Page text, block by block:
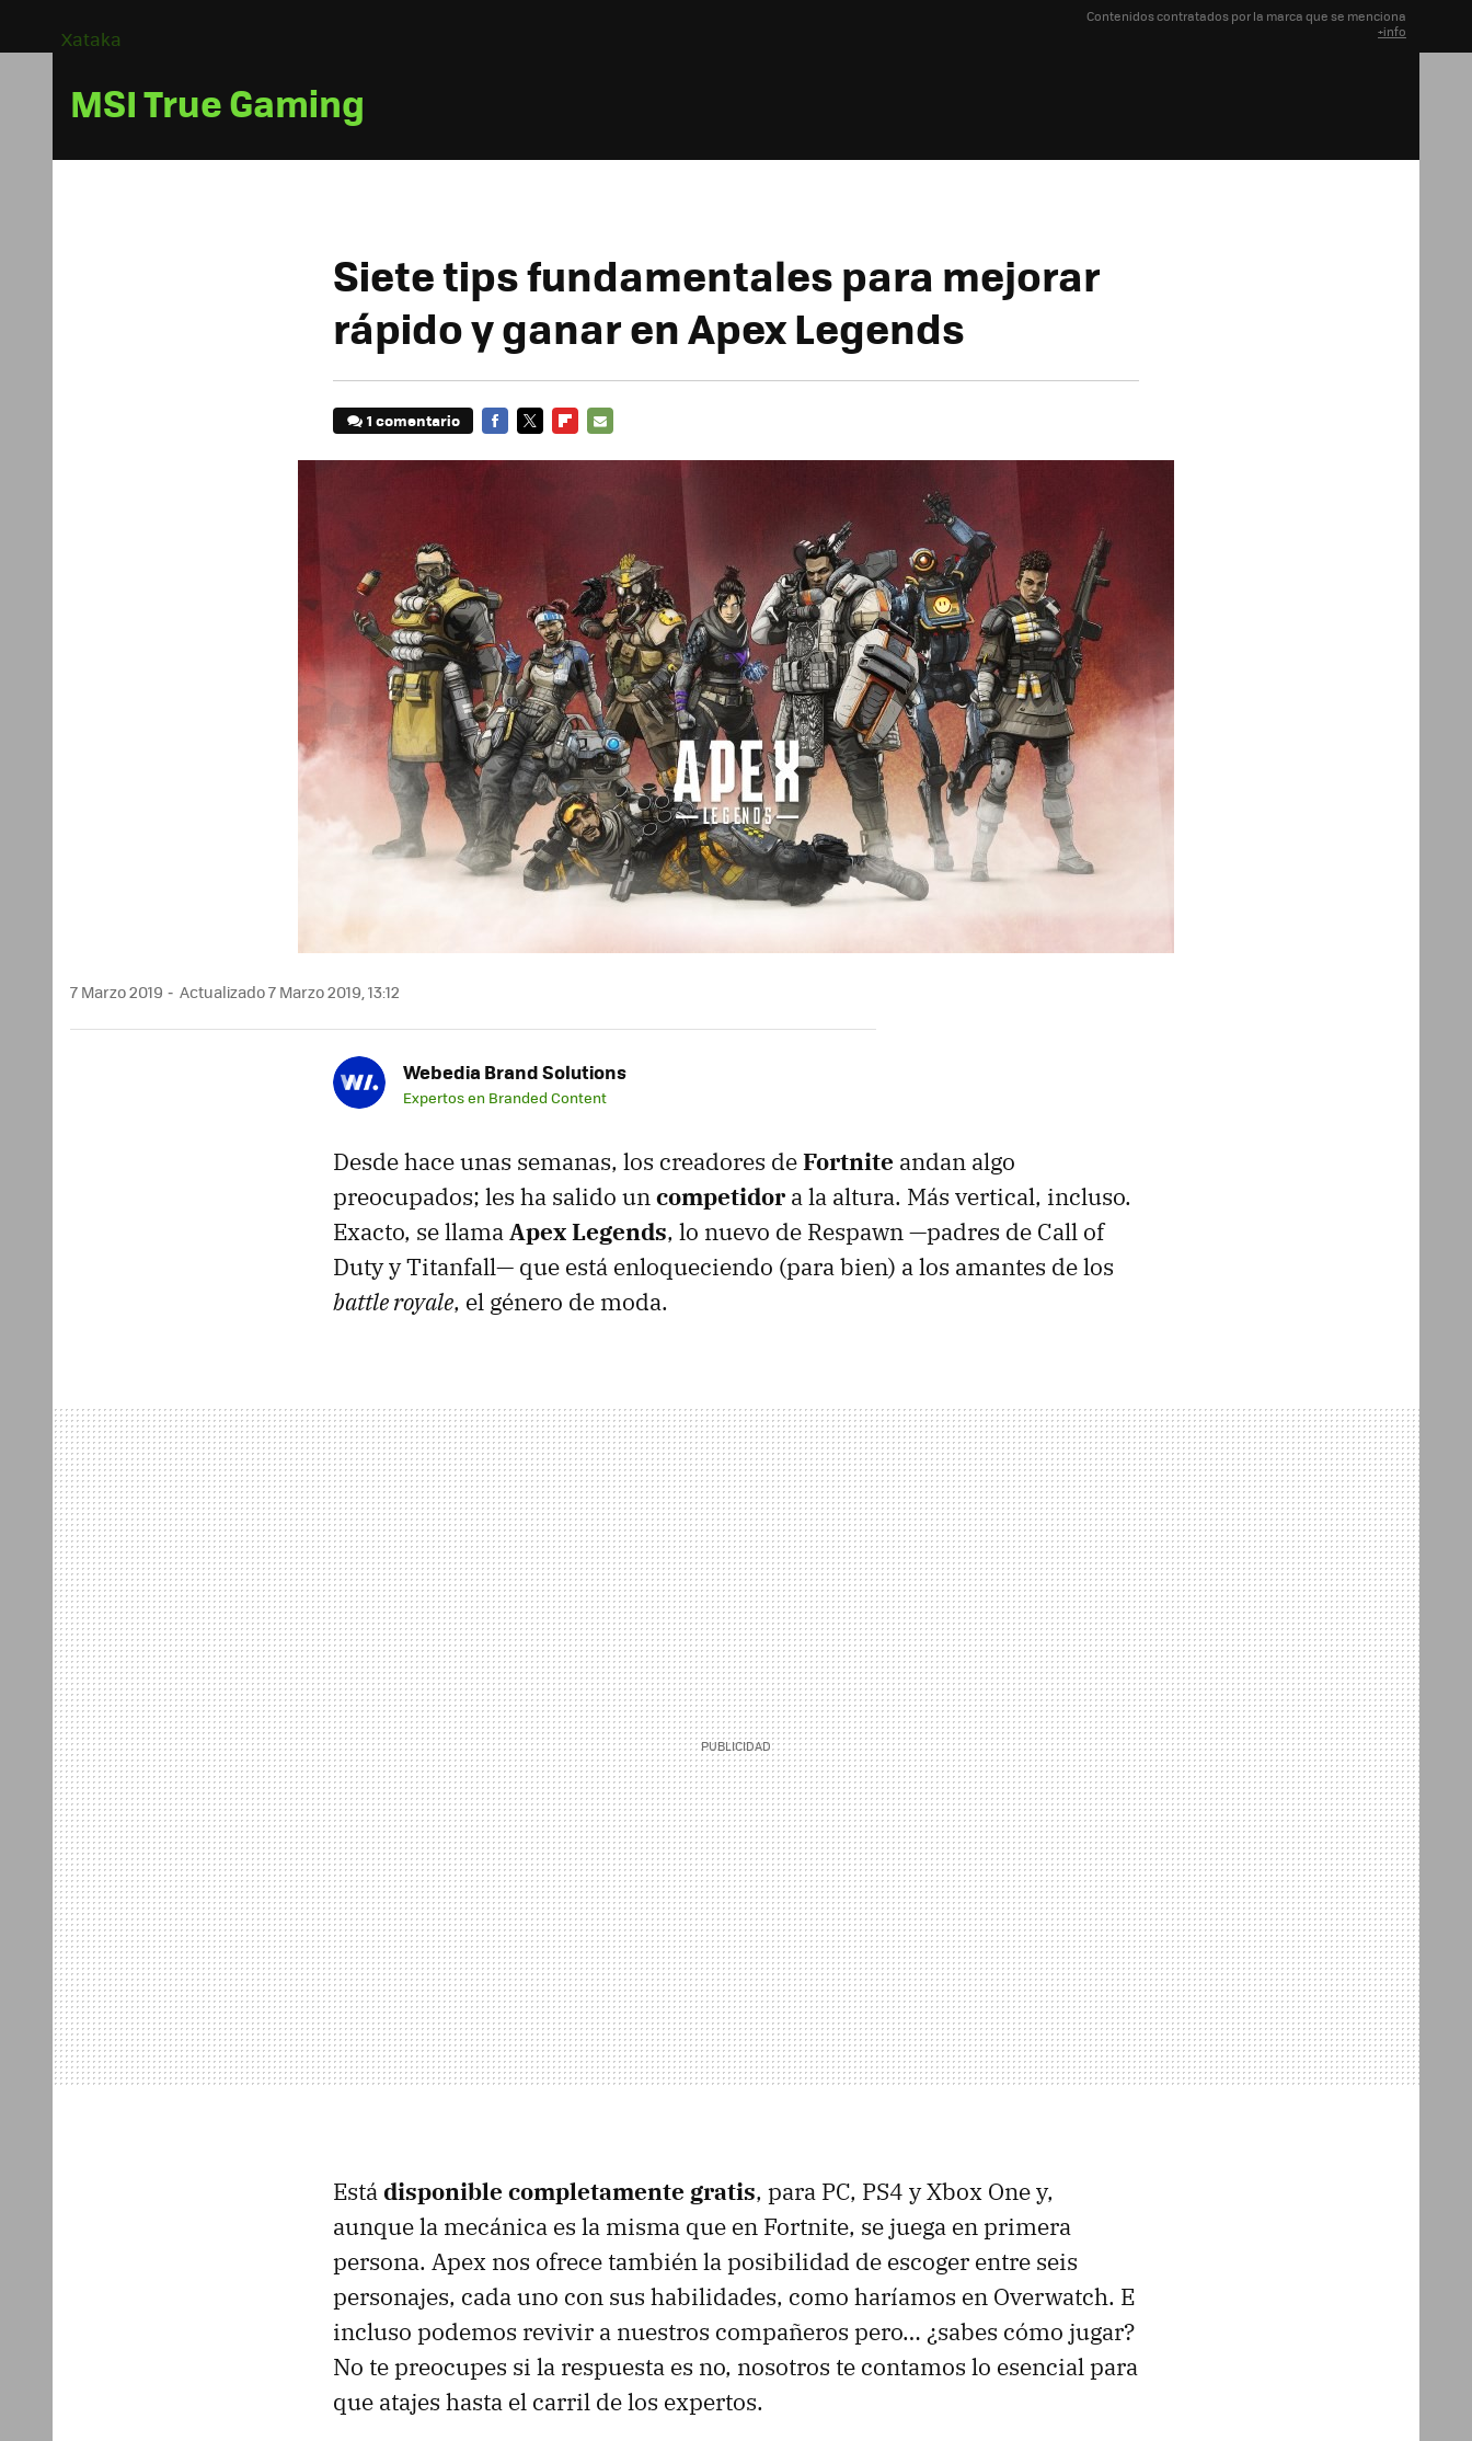
Contenidos contratados por la marca que se menciona
+info
Xataka
MSI True Gaming
Siete tips fundamentales para mejorar
rápido y ganar en Apex Legends
1 comentario
7 Marzo 2019 Actualizado 7 Marzo 2019, 13:12
Webedia Brand Solutions
Expertos en Branded Content
Desde hace unas semanas, los creadores deFortnite andan algo
preocupados; les ha salido uncompetidor a la altura. Más vertical, incluso.
Exacto, se llamaApex Legends, lo nuevo de Respawn —padres de Call of
Duty y Titanfall— que está enloqueciendo (para bien) a los amantes de los
battle royale, el género de moda.
Estádisponible completamente gratis, para PC, PS4 y Xbox One y,
aunque la mecánica es la misma que en Fortnite, se juega en primera
persona. Apex nos ofrece también la posibilidad de escoger entre seis
personajes, cada uno con sus habilidades, como haríamos en Overwatch. E
incluso podemos revivir a nuestros compañeros pero… ¿sabes cómo jugar?
No te preocupes si la respuesta es no, nosotros te contamos lo esencial para
que atajes hasta el carril de los expertos.